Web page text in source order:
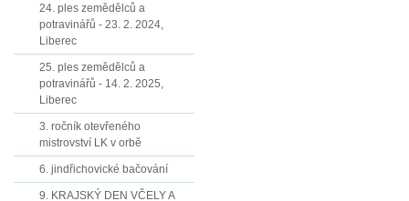
24. ples zemědělců a
potravinářů - 23. 2. 2024,
Liberec
25. ples zemědělců a
potravinářů - 14. 2. 2025,
Liberec
3. ročník otevřeného
mistrovství LK v orbě
6. jindřichovické bačování
9. KRAJSKÝ DEN VČELY A